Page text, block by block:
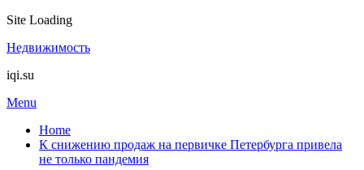
Site Loading
Skip
content
Недвижимость
iqi.su
Menu
Home
К снижению продаж на первичке Петербурга привела
не только пандемия